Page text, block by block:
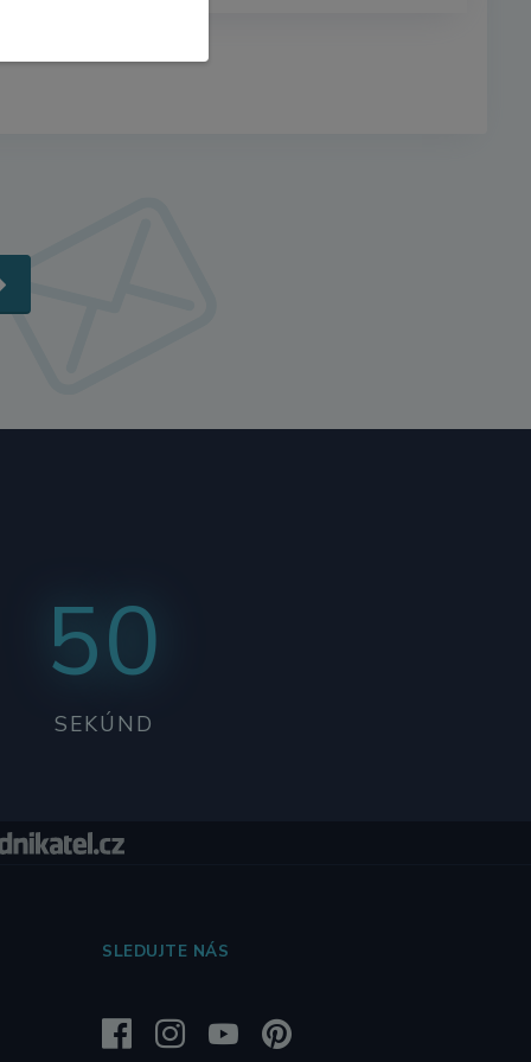
49
SEKÚND
SLEDUJTE NÁS